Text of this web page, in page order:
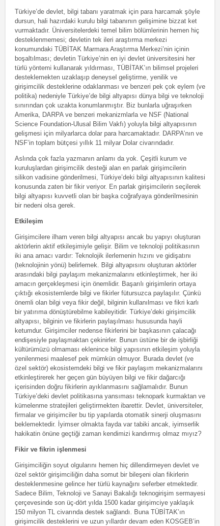
Türkiye’de devlet, bilgi tabanı yaratmak için para harcamak şöyle
dursun, hali hazırdaki kurulu bilgi tabanının gelişimine bizzat ket
vurmaktadır. Üniversitelerdeki temel bilim bölümlerinin hemen hiç
desteklenmemesi; devletin tek ileri araştırma merkezi
konumundaki TÜBİTAK Marmara Araştırma Merkezi’nin içinin
boşaltılması; devletin Türkiye’nin en iyi devlet üniversitesini her
türlü yöntemi kullanarak yıldırması, TÜBİTAK’ın bilimsel projeleri
desteklemekten uzaklaşıp deneysel geliştirme, yenilik ve
girişimcilik desteklerine odaklanması ve benzeri pek çok eylem (ve
politika) nedeniyle Türkiye’de bilgi altyapısı dünya bilgi ve teknoloji
sınırından çok uzakta konumlanmıştır. Biz bunlarla uğraşırken
Amerika, DARPA ve benzeri mekanizmlarla ve NSF (National
Science Foundation-Ulusal Bilim Vakfı) yoluyla bilgi altyapısının
gelişmesi için milyarlarca dolar para harcamaktadır. DARPA’nın ve
NSF’in toplam bütçesi yıllık 11 milyar Dolar civarındadır.
Aslında çok fazla yazmanın anlamı da yok. Çeşitli kurum ve
kuruluşlardan girişimcilik desteği alan en parlak girişimcilerin
silikon vadisine gönderilmesi, Türkiye’deki bilgi altyapısının kalitesi
konusunda zaten bir fikir veriyor. En parlak girişimcilerin seçilerek
bilgi altyapısı kuvvetli olan bir başka coğrafyaya gönderilmesinin
bir nedeni olsa gerek.
Etkileşim
Girişimcilere ilham veren bilgi altyapısı ancak bu yapıyı oluşturan
aktörlerin aktif etkileşimiyle gelişir. Bilim ve teknoloji politikasının
iki ana amacı vardır: Teknolojik ilerlemenin hızını ve gidişatını
(teknolojinin yönü) belirlemek. Bilgi altyapısını oluşturan aktörler
arasındaki bilgi paylaşım mekanizmalarını etkinleştirmek, her iki
amacın gerçekleşmesi için önemlidir. Başarılı girişimlerin ortaya
çıktığı ekosistemlerde bilgi ve fikirler fütursuzca paylaşılır. Çünkü
önemli olan bilgi veya fikir değil, bilginin kullanılması ve fikri karlı
bir yatırıma dönüştürebilme kabileyitidir. Türkiye’deki girişimcilik
altyapısı, bilginin ve fikirlerin paylaşılması hususunda hayli
ketumdur. Girişimciler nedense fikirlerini bir başkasının çalacağı
endişesiyle paylaşmaktan çekinirler. Bunun üstüne bir de işbirliği
kültürümüzü olmaması eklenince bilgi yapısının etkileşim yoluyla
yenilenmesi maalesef pek mümkün olmuyor. Burada devlet (ve
özel sektör) ekosistemdeki bilgi ve fikir paylaşım mekanizmalarını
etkinleştirerek her geçen gün büyüyen bilgi ve fikir dağarcığı
içerisinden doğru fikirlerin ayıklanmasını sağlamalıdır. Bunun
Türkiye’deki devlet politikasına yansıması teknopark kurmaktan ve
kümelenme stratejileri geliştirmekten ibarettir. Devlet, üniversiteler,
firmalar ve girişimciler bu tip yapılarda otomatik sinerji oluşmasını
beklemektedir. İyimser olmakta fayda var tabiki ancak, iyimserlik
hakikatin önüne geçtiği zaman kendimizi kandırmış olmaz mıyız?
Fikir ve fikrin işlenmesi
Girişimciliğin soyut olgularını hemen hiç dillendirmeyen devlet ve
özel sektör girişimciliğin daha somut bir bileşeni olan fikirlerin
desteklenmesine gelince her türlü kaynağını seferber etmektedir.
Sadece Bilim, Teknoloji ve Sanayi Bakalığı teknogirişim sermayesi
çerçevesinde son üç-dört yılda 1500 kadar girişimciye yaklaşık
150 milyon TL civarında destek sağlandı. Buna TÜBİTAK’ın
girişimcilik desteklerini ve uzun yıllardır devam eden KOSGEB’in